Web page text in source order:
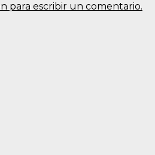
para escribir un comentario.